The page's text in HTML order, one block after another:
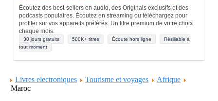
Écoutez des best-sellers en audio, des Originals exclusifs et des
podcasts populaires. Écoutez en streaming ou téléchargez pour
profiter sur vos appareils préférés. Un titre premium de votre choix
chaque mois.
30 jours gratuits 500K+ titres Écoute hors ligne
Résiliable à
tout moment
Livres electroniques Tourisme et voyages
Afrique
Maroc